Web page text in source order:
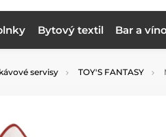
Bytový textil Bar a víno
servisy TOY'S FANTASY